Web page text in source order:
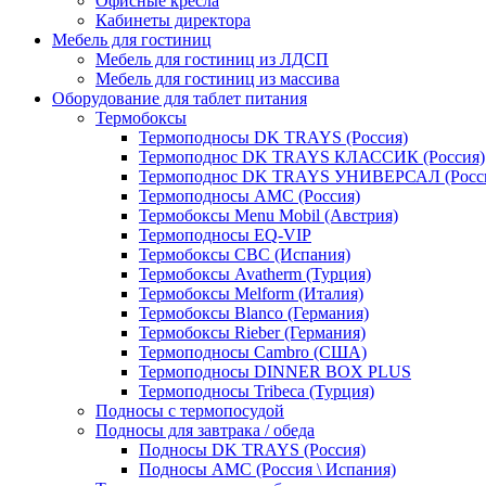
Кабинеты директора
Мебель для гостиниц
Мебель для гостиниц из ЛДСП
Мебель для гостиниц из массива
Оборудование для таблет питания
Термобоксы
Термоподносы DK TRAYS (Россия)
Термоподнос DK TRAYS КЛАССИК (Россия)
Термоподнос DK TRAYS УНИВЕРСАЛ
Термоподносы AMC (Россия)
Термобоксы Menu Mobil (Австрия)
Термоподносы EQ-VIP
Термобоксы CBC (Испания)
Термобоксы Avatherm (Турция)
Термобоксы Melform (Италия)
Термобоксы Blanco (Германия)
Термобоксы Rieber (Германия)
Термоподносы Cambro (США)
Термоподносы DINNER BOX PLUS
Термоподносы Tribeca (Турция)
Подносы с термопосудой
Подносы для завтрака / обеда
Подносы DK TRAYS (Россия)
Подносы AMC (Россия \ Испания)